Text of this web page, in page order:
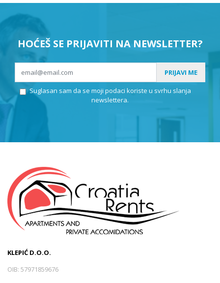
HOĆEŠ SE PRIJAVITI NA NEWSLETTER?
PRIJAVI ME
Suglasan sam da se moji podaci koriste u svrhu slanja
newslettera.
KLEPIĆ D.O.O.
OIB: 57971859676